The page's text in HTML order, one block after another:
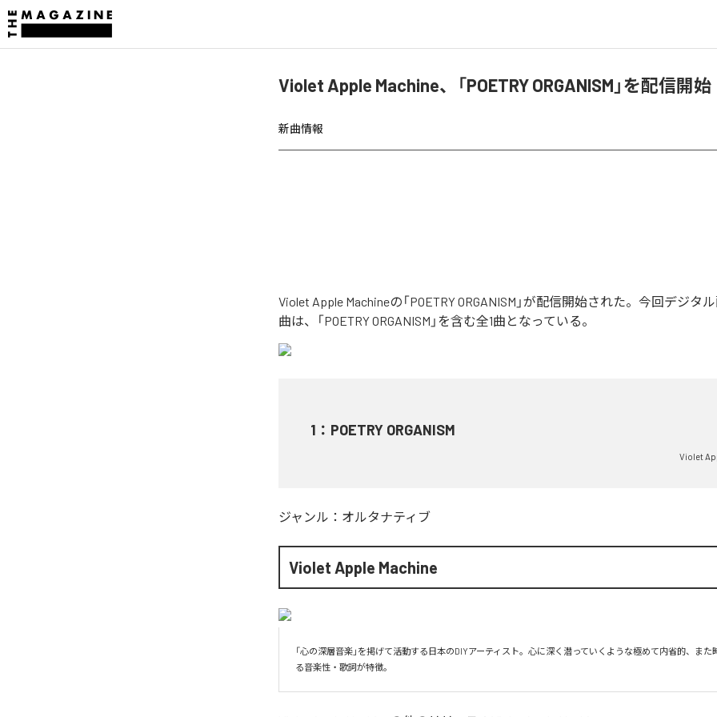
Violet Apple Machine、「POETRY ORGANISM」を配信開始
新曲情報
Violet Apple Machineの「POETRY ORGANISM」が配信開始された。今回デジタ
曲は、「POETRY ORGANISM」を含む全1曲となっている。
1 ： POETRY ORGANISM
Violet
ジャンル： オルタナティブ
Violet Apple Machine
「心の深層音楽」を掲げて活動する日本のDIYアーティスト。心に深く潜っていくような極めて内省的、また
る音楽性・歌詞が特徴。